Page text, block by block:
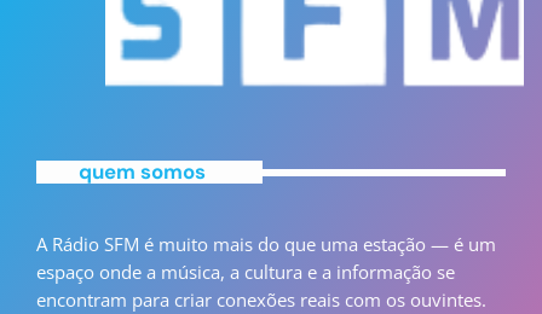
quem somos
A Rádio SFM é muito mais do que uma estação — é um
espaço onde a música, a cultura e a informação se
encontram para criar conexões reais com os ouvintes.